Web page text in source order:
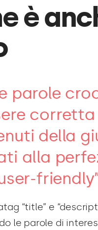
è
parole
corretta
della
alla
“title” e
le parole di